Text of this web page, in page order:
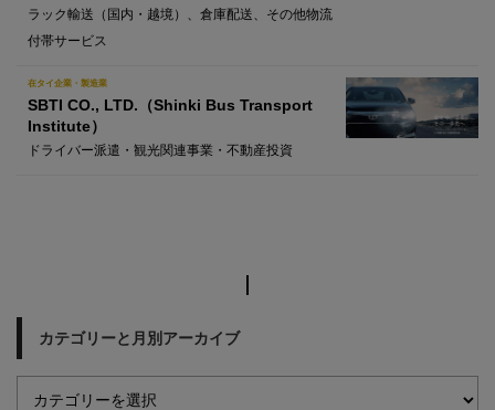
ラック輸送（国内・越境）、倉庫配送、その他物流
付帯サービス
在タイ企業・製造業
SBTI CO., LTD.（Shinki Bus Transport
Institute）
ドライバー派遣・観光関連事業・不動産投資
カテゴリーと月別アーカイブ